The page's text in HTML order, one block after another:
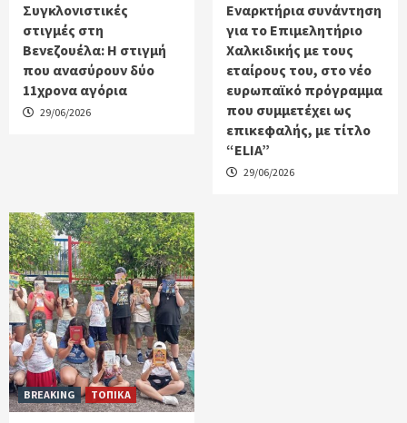
Συγκλονιστικές
στιγμές στη
Βενεζουέλα: Η στιγμή
που ανασύρουν δύο
11χρονα αγόρια
29/06/2026
Εναρκτήρια συνάντηση
για το Επιμελητήριο
Χαλκιδικής με τους
εταίρους του, στο νέο
ευρωπαϊκό πρόγραμμα
που συμμετέχει ως
επικεφαλής, με τίτλο
“ELIA”
29/06/2026
BREAKING ΤΟΠΙΚΑ